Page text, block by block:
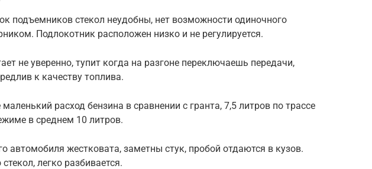
подъемников стекол неудобны, нет возможности одиночного
Подлокотник расположен низко и не регулируется.
не уверенно, тупит когда на разгоне переключаешь передачи,
к качеству топлива.
расход бензина в сравнении с гранта, 7,5 литров по трассе
в среднем 10 литров.
автомобиля жестковата, заметны стук, пробой отдаются в кузов.
легко разбивается.